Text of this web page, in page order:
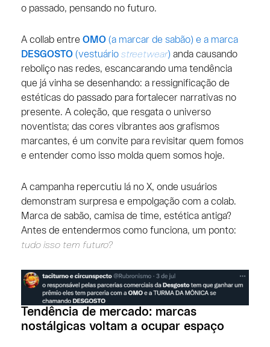
o passado, pensando no futuro.
A collab entre OMO(a marcar de sabão) e a marca
DESGOSTO(vestuário streetwear) anda causando
reboliço nas redes, escancarando uma tendência
que já vinha se desenhando: a ressignificação de
estéticas do passado para fortalecer narrativas no
presente. A coleção, que resgata o universo
noventista; das cores vibrantes aos grafismos
marcantes, é um convite para revisitar quem fomos
e entender como isso molda quem somos hoje.
A campanha repercutiu lá no X, onde usuários
demonstram surpresa e empolgação com a colab.
Marca de sabão, camisa de time, estética antiga?
Antes de entendermos como funciona, um ponto:
tudo isso tem futuro?
Tendência de mercado: marcas
nostálgicas voltam a ocupar espaço